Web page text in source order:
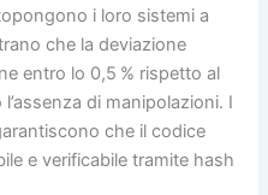
i loro sistemi a
che la deviazione
entro lo 0,5 % rispetto al
di manipolazioni. I
che il codice
e verificabile tramite hash